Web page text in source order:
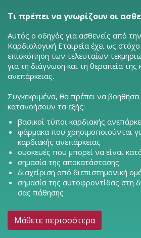
Τι πρέπει να γνωρίζουν οι
Αυτός ο οδηγός για ασθενείς από
Καρδιολογική Εταιρεία έχει ως
επισκόπηση των τελευταίων
για τη διάγνωση και τη θεραπεία της
ανεπάρκειας.
Συγκεκριμένα, θα πρέπει να
κατανοήσουν τα εξής:
βασικοί τύποι καρδιακής
φάρμακα που χρησιμοποιούνται
καρδιακής ανεπάρκειας
συσκευές που μπορεί να είναι
σημασία της αποκατάστασης
διαχείριση από διεπιστημονική
σημασία της αυτοφροντίδας στη
σας πάθησης
Μάθετε περισσότερα